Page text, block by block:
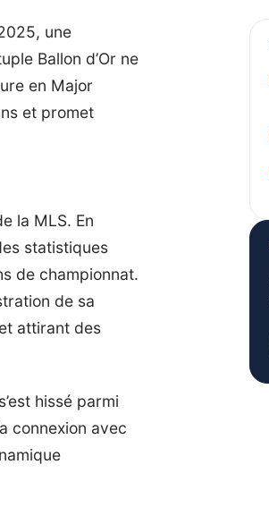
une
Ballon d’Or ne
en Major
et promet
la MLS. En
statistiques
de championnat.
de sa
attirant des
hissé parmi
connexion avec